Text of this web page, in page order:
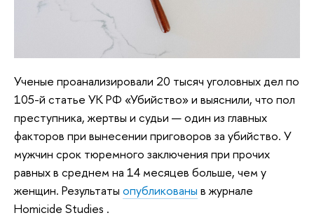
Ученые проанализировали 20 тысяч уголовных дел по
105-й статье УК РФ «Убийство» и выяснили, что пол
преступника, жертвы и судьи — один из главных
факторов при вынесении приговоров за убийство. У
мужчин срок тюремного заключения при прочих
равных в среднем на 14 месяцев больше, чем у
женщин. Результаты опубликованы в журнале
Homicide Studies .